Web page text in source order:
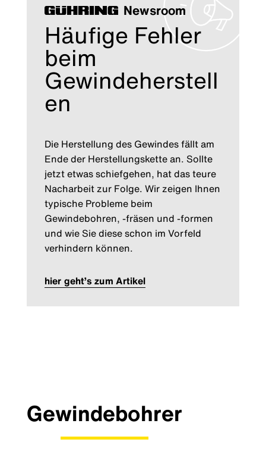
Newsroom
Häufige Fehler
beim
Gewindeherstell
en
Die Herstellung des Gewindes fällt am
Ende der Herstellungskette an. Sollte
jetzt etwas schiefgehen, hat das teure
Nacharbeit zur Folge. Wir zeigen Ihnen
typische Probleme beim
Gewindebohren, -fräsen und -formen
und wie Sie diese schon im Vorfeld
verhindern können.
hier geht’s zum Artikel
Gewindebohrer